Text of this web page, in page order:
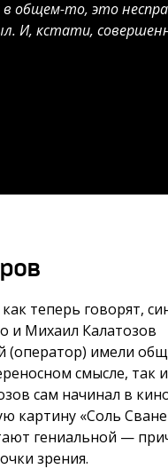
общем-то, это
И, кстати,
теперь говорят,
и Михаил Калатозов
(оператор) имели
смысле, так
сам начинал в
картину «Соль
гениальной —
зрения.